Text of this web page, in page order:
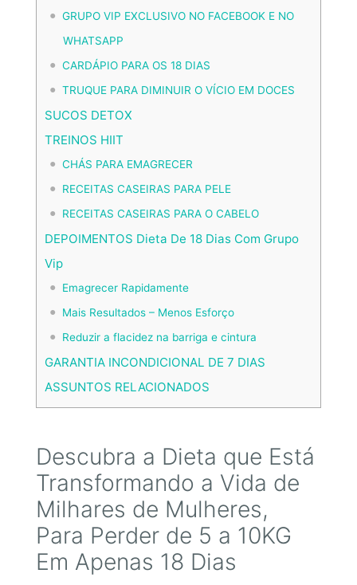
GRUPO VIP EXCLUSIVO NO FACEBOOK E NO
WHATSAPP
CARDÁPIO PARA OS 18 DIAS
TRUQUE PARA DIMINUIR O VÍCIO EM DOCES
SUCOS DETOX
TREINOS HIIT
CHÁS PARA EMAGRECER
RECEITAS CASEIRAS PARA PELE
RECEITAS CASEIRAS PARA O CABELO
DEPOIMENTOS Dieta De 18 Dias Com Grupo
Vip
Emagrecer Rapidamente
Mais Resultados – Menos Esforço
Reduzir a flacidez na barriga e cintura
GARANTIA INCONDICIONAL DE 7 DIAS
ASSUNTOS RELACIONADOS
Descubra a Dieta que Está
Transformando a Vida de
Milhares de Mulheres,
Para Perder de 5 a 10KG
Em Apenas 18 Dias